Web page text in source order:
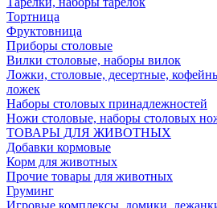
Тортница
Фруктовница
Приборы столовые
Вилки столовые, наборы вилок
Ложки, столовые, десертные,
ложек
Наборы столовых принадлежностей
Ножи столовые, наборы столовых
ТОВАРЫ ДЛЯ ЖИВОТНЫХ
Добавки кормовые
Корм для животных
Прочие товары для животных
Груминг
Игровые комплексы, домики,